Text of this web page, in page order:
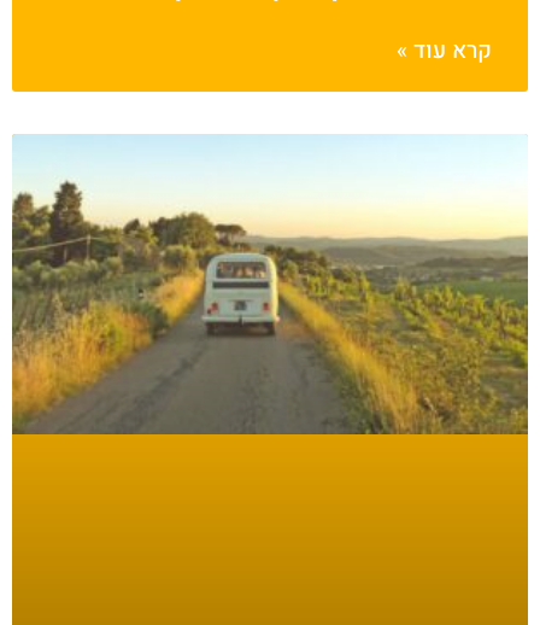
קרא עוד »